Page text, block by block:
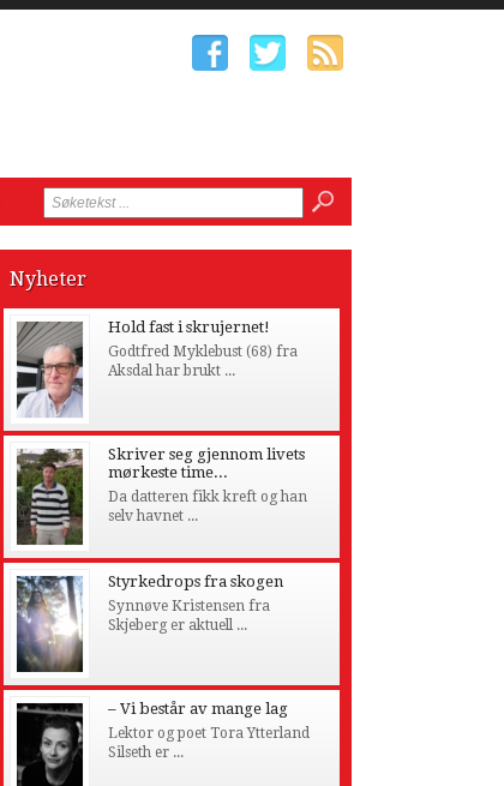
Nyheter
Hold fast i skrujernet!
Godtfred Myklebust (68) fra
Aksdal har brukt ...
Skriver seg gjennom livets
mørkeste time...
Da datteren fikk kreft og han
selv havnet ...
Styrkedrops fra skogen
Synnøve Kristensen fra
Skjeberg er aktuell ...
– Vi består av mange lag
Lektor og poet Tora Ytterland
Silseth er ...